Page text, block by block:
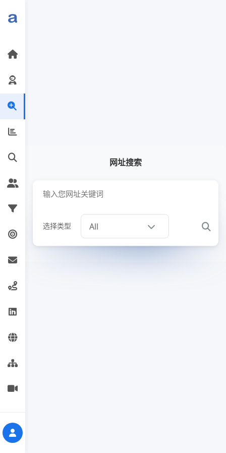
网址搜索
选择类型 All